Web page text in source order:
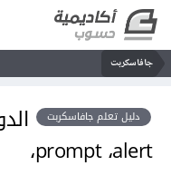
جافاسكربت
دليل تعلم جافاسكربت
،prompt ،alert